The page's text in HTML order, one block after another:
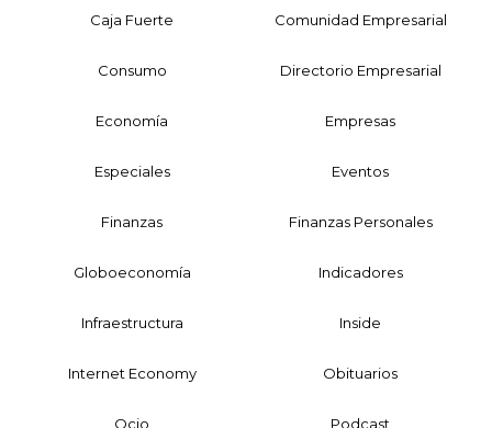
Caja Fuerte Comunidad Empresarial
Consumo Directorio Empresarial
Economía Empresas
Especiales Eventos
Finanzas Finanzas Personales
Globoeconomía Indicadores
Infraestructura Inside
Internet Economy Obituarios
Ocio Podcast